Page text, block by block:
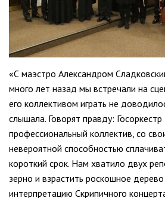
«С маэстро Александром
много лет назад мы встречали на
его коллективом играть не
слышала. Говорят правду:
профессиональный коллектив, со
невероятной способностью
короткий срок. Нам хватило двух
зерно и взрастить роскошное
интерпретацию Скрипичного